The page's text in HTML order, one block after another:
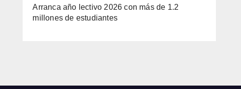
Arranca año lectivo 2026 con más de 1.2
millones de estudiantes